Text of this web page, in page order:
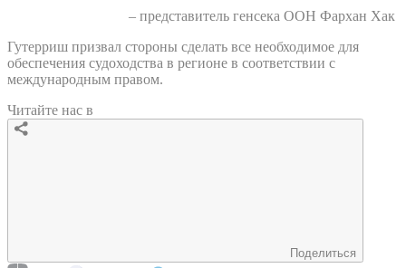
– представитель генсека ООН Фархан Хак
Гутерриш призвал стороны сделать все необходимое для
обеспечения судоходства в регионе в соответствии с
международным правом.
Читайте нас в
Поделиться